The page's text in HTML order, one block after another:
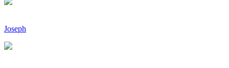
Joseph